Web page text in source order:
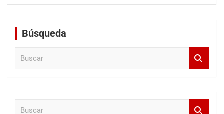
Búsqueda